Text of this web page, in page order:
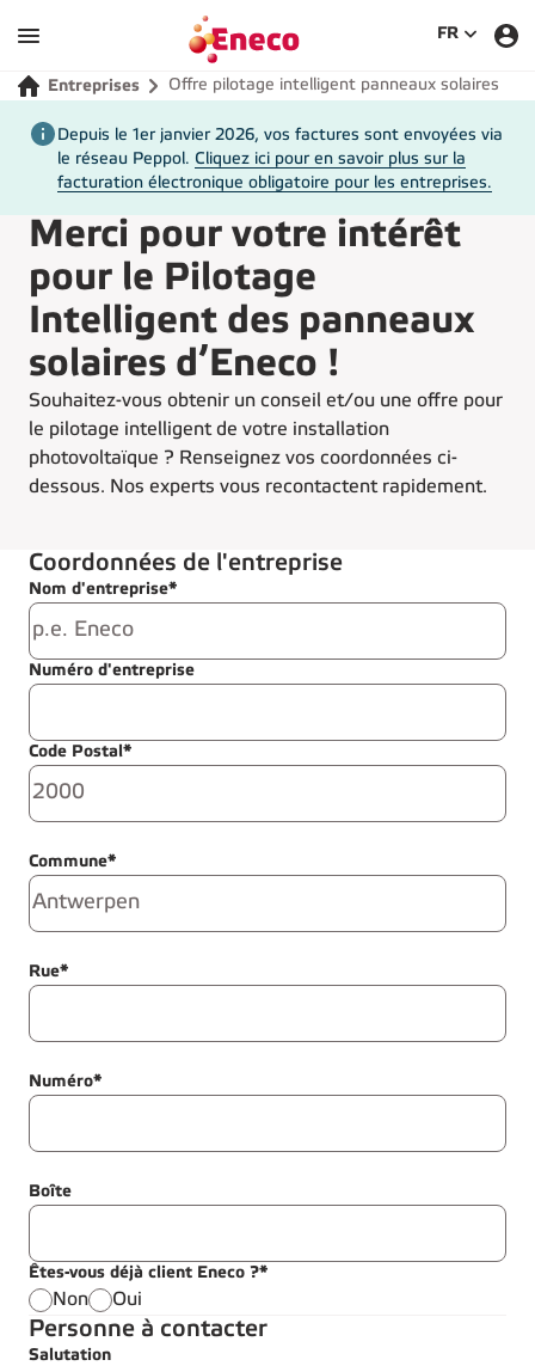
FR
Entreprises Offre pilotage intelligent panneaux solaires
Depuis le 1er janvier 2026, vos factures sont envoyées via
le réseau Peppol. Cliquez ici pour en savoir plus sur la
facturation électronique obligatoire pour les entreprises.
Merci pour votre intérêt
pour le Pilotage
Intelligent des panneaux
solaires d’Eneco !
Souhaitez-vous obtenir un conseil et/ou une offre pour
le pilotage intelligent de votre installation
photovoltaïque ? Renseignez vos coordonnées ci-
dessous. Nos experts vous recontactent rapidement.
Coordonnées de l'entreprise
Nom d'entreprise*
Numéro d'entreprise
Code Postal*
Commune*
Rue*
Numéro*
Boîte
Êtes-vous déjà client Eneco ?*
Non Oui
Personne à contacter
Salutation